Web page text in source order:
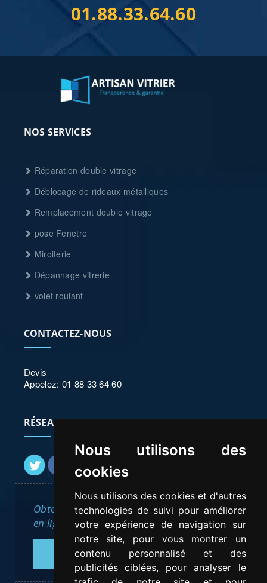
Nous utilisons des
cookies
Nous utilisons des cookies et d'autres
technologies de suivi pour améliorer
votre expérience de navigation sur
notre site, pour vous montrer un
contenu personnalisé et des
publicités ciblées, pour analyser le
01.88.33.64.60
NOS SERVICES
Réparation double vitrage
Déblocage de rideaux métalliques
Remplacement double vitrage
pose Fenetre
Miroiterie
Dépannage vitrerie
volet roulant
CONTACTEZ-NOUS
Devis
Appelez: 01 88 33 64 60
RÉSEAUX SOCIAUX
Obtenez en moins de 30 minutes, un Devis
en ligne pour l'intervention d'un vitrier.
DEVIS GRATUIT